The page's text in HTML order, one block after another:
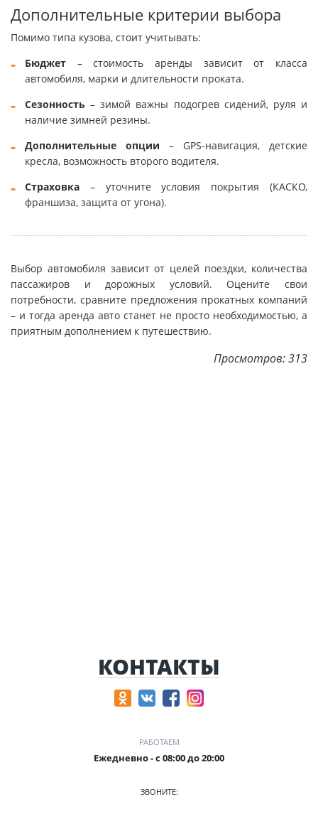
Дополнительные критерии выбора
Помимо типа кузова, стоит учитывать:
Бюджет – стоимость аренды зависит от класса
автомобиля, марки и длительности проката.
Сезонность– зимой важны подогрев сидений, руля и
наличие зимней резины.
Дополнительные опции – GPS-навигация, детские
кресла, возможность второго водителя.
Страховка – уточните условия покрытия (КАСКО,
франшиза, защита от угона).
Выбор автомобиля зависит от целей поездки, количества
пассажиров и дорожных условий. Оцените свои
потребности, сравните предложения прокатных компаний
– и тогда аренда авто станет не просто необходимостью, а
приятным дополнением к путешествию.
Просмотров: 313
КОНТАКТЫ
РАБОТАЕМ
Ежедневно - с 08:00 до 20:00
ЗВОНИТЕ: